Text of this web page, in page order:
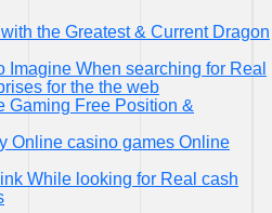
the Greatest & Current Dragon
Imagine When searching for Real
for the the web
Gaming Free Position &
Online casino games Online
While looking for Real cash